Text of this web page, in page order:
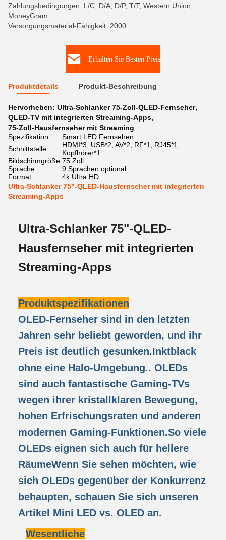
Zahlungsbedingungen: L/C, D/A, D/P, T/T, Western Union,
MoneyGram
Versorgungsmaterial-Fähigkeit: 2000
Erhalten Sie Besten Preis
Produktdetails Produkt-Beschreibung
Hervorheben: Ultra-Schlanker 75-Zoll-QLED-Fernseher,
QLED-TV mit integrierten Streaming-Apps,
75-Zoll-Hausfernseher mit Streaming
Spezifikation:
Smart LED Fernsehen
Schnittstelle:
HDMI*3, USB*2, AV*2, RF*1, RJ45*1,
Kopfhörer*1
Bildschirmgröße:75 Zoll
Sprache:
9 Sprachen optional
Format:
4k Ultra HD
Ultra-Schlanker 75"-QLED-Hausfernseher mit integrierten
Streaming-Apps
Ultra-Schlanker 75"-QLED-
Hausfernseher mit integrierten
Streaming-Apps
Produktspezifikationen
OLED-Fernseher sind in den letzten
Jahren sehr beliebt geworden, und ihr
Preis ist deutlich gesunken.Inktblack
ohne eine Halo-Umgebung.. OLEDs
sind auch fantastische Gaming-TVs
wegen ihrer kristallklaren Bewegung,
hohen Erfrischungsraten und anderen
modernen Gaming-Funktionen.So viele
OLEDs eignen sich auch für hellere
RäumeWenn Sie sehen möchten, wie
sich OLEDs gegenüber der Konkurrenz
behaupten, schauen Sie sich unseren
Artikel Mini LED vs. OLED an.
Wesentliche